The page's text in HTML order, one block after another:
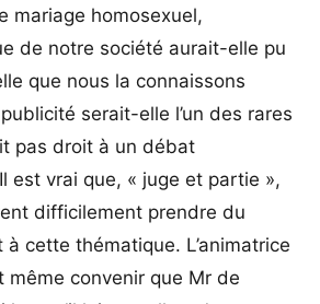
mariage homosexuel,
de notre société aurait-elle pu
que nous la connaissons
serait-elle l’un des rares
pas droit à un débat
est vrai que, « juge et partie »,
difficilement prendre du
cette thématique. L’animatrice
même convenir que Mr de